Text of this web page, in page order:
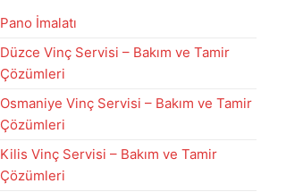
Pano İmalatı
Düzce Vinç Servisi – Bakım ve Tamir
Çözümleri
Osmaniye Vinç Servisi – Bakım ve Tamir
Çözümleri
Kilis Vinç Servisi – Bakım ve Tamir
Çözümleri